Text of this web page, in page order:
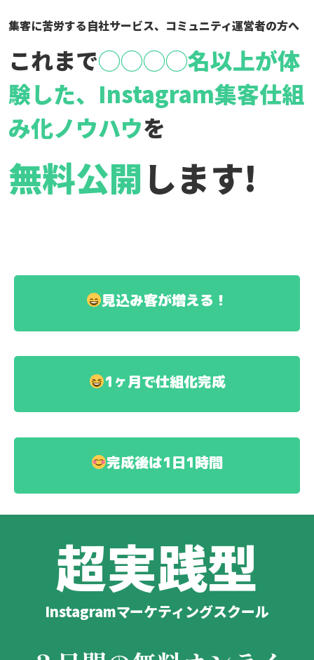
集客に苦労する自社サービス、コミュニティ運営者の方へ
これまで◯◯◯◯名以上が体
験した、 Instagram集客仕組
み化ノウハウを
無料公開します!
見込み客が増える！
1ヶ月で仕組化完成
完成後は1日1時間
超実践型
Instagramマーケティングスクール